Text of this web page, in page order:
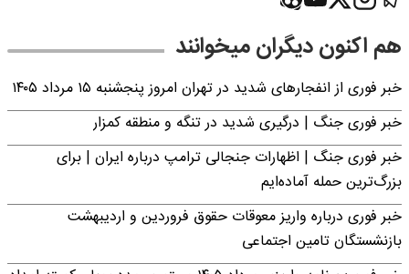
هم اکنون دیگران میخوانند
خبر فوری از انفجارهای شدید در تهران امروز پنجشنبه ۱۵ مرداد ۱۴۰۵
خبر فوری جنگ | درگیری شدید در تنگه و منطقه کمزار
خبر فوری جنگ | اظهارات جنجالی ترامپ درباره ایران | برای
بزرگ‌ترین حمله آماده‌ایم
خبر فوری درباره واریز معوقات حقوق فروردین و اردیبهشت
بازنشستگان تامین اجتماعی